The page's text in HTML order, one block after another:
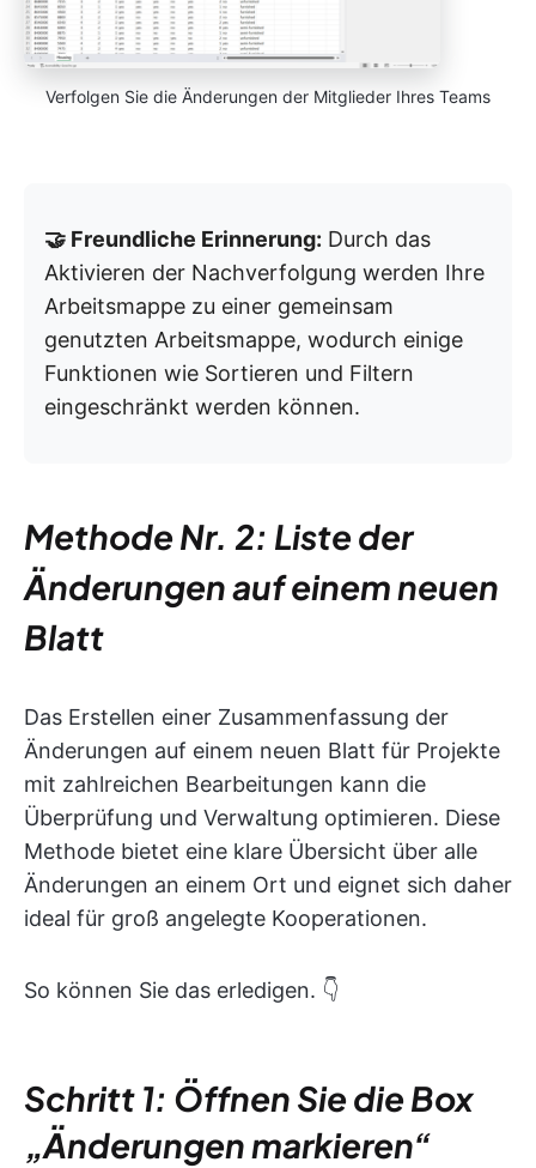
Verfolgen Sie die Änderungen der Mitglieder Ihres Teams
🤝 Freundliche Erinnerung: Durch das
Aktivieren der Nachverfolgung werden Ihre
Arbeitsmappe zu einer gemeinsam
genutzten Arbeitsmappe, wodurch einige
Funktionen wie Sortieren und Filtern
eingeschränkt werden können.
Methode Nr. 2: Liste der
Änderungen auf einem neuen
Blatt
Das Erstellen einer Zusammenfassung der
Änderungen auf einem neuen Blatt für Projekte
mit zahlreichen Bearbeitungen kann die
Überprüfung und Verwaltung optimieren. Diese
Methode bietet eine klare Übersicht über alle
Änderungen an einem Ort und eignet sich daher
ideal für groß angelegte Kooperationen.
So können Sie das erledigen. 👇
Schritt 1: Öffnen Sie die Box
„Änderungen markieren“